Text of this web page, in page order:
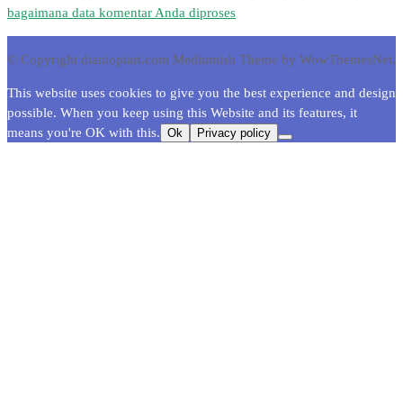
bagaimana data komentar Anda diproses
© Copyright dianiopiari.com Mediumish Theme by WowThemesNet.
This website uses cookies to give you the best experience and design
possible. When you keep using this Website and its features, it
means you're OK with this. Ok Privacy policy